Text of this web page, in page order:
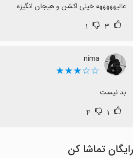
عالیهههههه خیلی اکشن و هیجان انگیزه
۳ ۱
nima
☆☆★★★
بد نیست
۱ ۴
رایگان تماشا کن